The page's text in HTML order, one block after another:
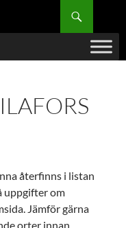
återfinns i listan
uppgifter om
Jämför gärna
orter innan